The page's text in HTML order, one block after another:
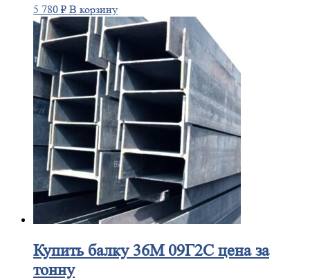
5 780 ₽ В корзину
Купитьбалку 36М 09Г2С цена за
тонну